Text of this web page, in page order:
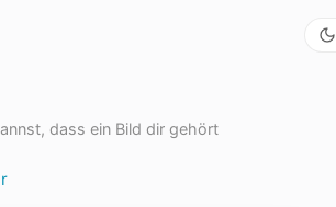
dass ein Bild dir gehört